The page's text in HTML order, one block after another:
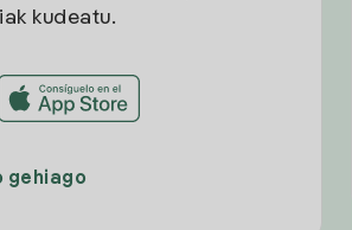
kudeatu.
gehiago